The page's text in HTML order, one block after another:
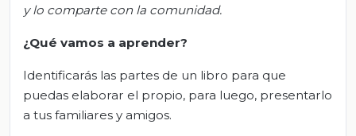
y lo comparte con la comunidad.
¿Qué vamos a aprender?
Identificarás las partes de un libro para que
puedas elaborar el propio, para luego, presentarlo
a tus familiares y amigos.